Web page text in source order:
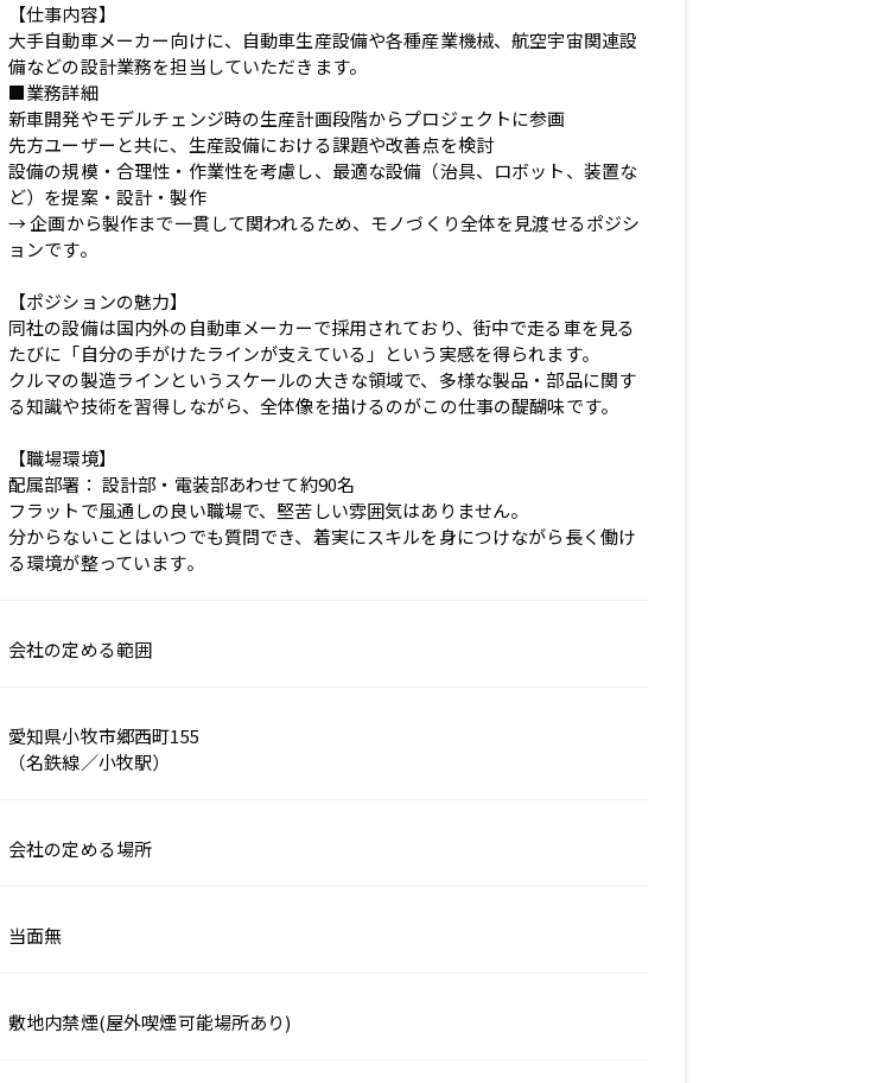
【仕事内容】
大手自動車メーカー向けに、自動車生産設備や各種産業機械、航空宇宙関連設
備などの設計業務を担当していただきます。
■業務詳細
新車開発やモデルチェンジ時の生産計画段階からプロジェクトに参画
先方ユーザーと共に、生産設備における課題や改善点を検討
設備の規模・合理性・作業性を考慮し、最適な設備（治具、ロボット、装置な
ど）を提案・設計・製作
→ 企画から製作まで一貫して関われるため、モノづくり全体を見渡せるポジシ
ョンです。
【ポジションの魅力】
同社の設備は国内外の自動車メーカーで採用されており、街中で走る車を見る
たびに「自分の手がけたラインが支えている」という実感を得られます。
クルマの製造ラインというスケールの大きな領域で、多様な製品・部品に関す
る知識や技術を習得しながら、全体像を描けるのがこの仕事の醍醐味です。
【職場環境】
配属部署： 設計部・電装部あわせて約90名
フラットで風通しの良い職場で、堅苦しい雰囲気はありません。
分からないことはいつでも質問でき、着実にスキルを身につけながら長く働け
る環境が整っています。
会社の定める範囲
愛知県小牧市郷西町155
（名鉄線／小牧駅）
会社の定める場所
当面無
敷地内禁煙(屋外喫煙可能場所あり)